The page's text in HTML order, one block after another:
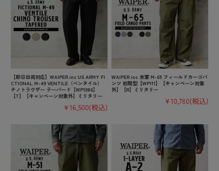
【即日出荷対応】WAIPER.inc US ARMY FI
CTIONAL M-49 VENTILE（ベンタイル）
チノトラウザー テーパード【WP1086】
【T】【キャンペーン対象外】ミリタリー
¥16,500(税込)
WAIPER.inc 米軍 M-65 フィールドカーゴパ
ンツ 初期型【WP111】【キャンペーン対象
外】【R】ミリタリー
¥10,780(税込)